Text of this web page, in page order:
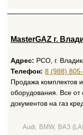
MasterGAZ г.
Адрес: РСО, г.
Телефон: 8 (988)
Продажа комплектов
оборудования. Все
документов на газ
Audi, BMW, ВАЗ